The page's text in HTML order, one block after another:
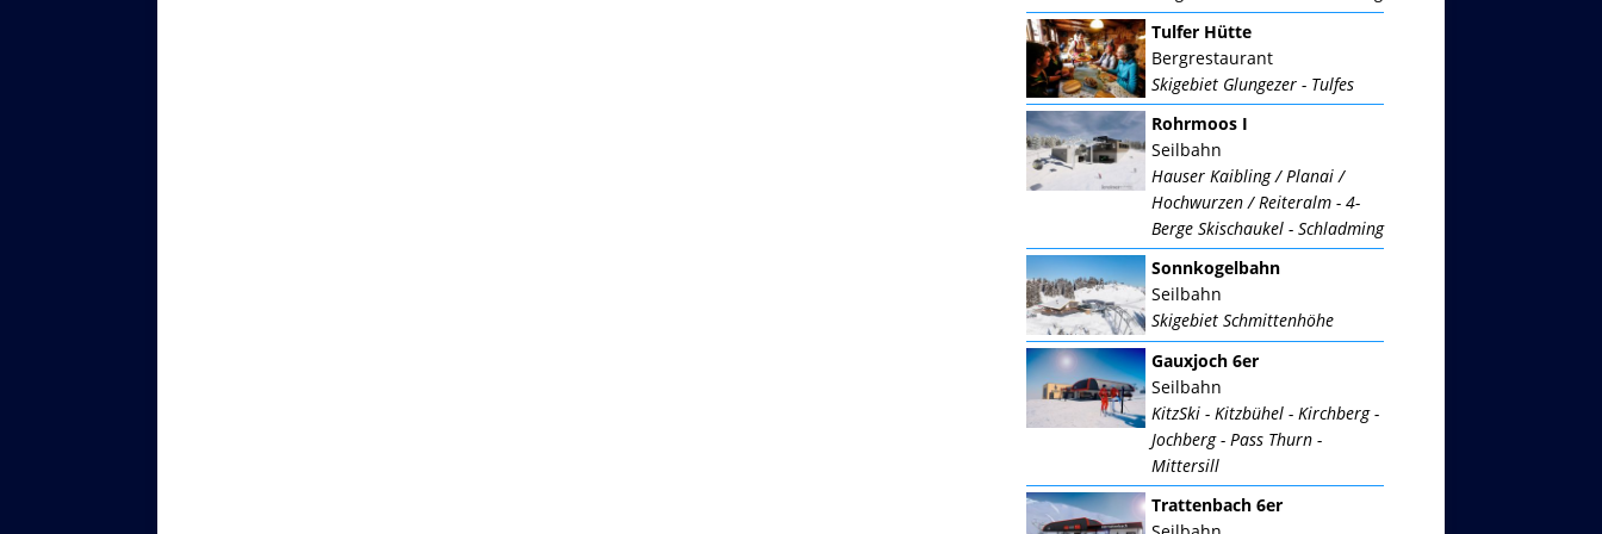
Tulfer Hütte
Bergrestaurant
Skigebiet Glungezer - Tulfes
Rohrmoos I
Seilbahn
Hauser Kaibling / Planai /
Hochwurzen / Reiteralm - 4-
Berge Skischaukel - Schladming
Sonnkogelbahn
Seilbahn
Skigebiet Schmittenhöhe
Gauxjoch 6er
Seilbahn
KitzSki - Kitzbühel - Kirchberg -
Jochberg - Pass Thurn -
Mittersill
Trattenbach 6er